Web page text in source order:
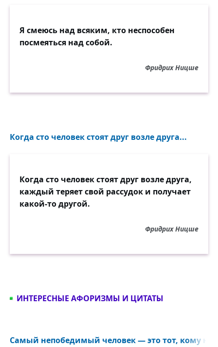
Я смеюсь над всяким, кто неспособен
посмеяться над собой.
Фридрих Ницше
Когда сто человек стоят друг возле друга...
Когда сто человек стоят друг возле друга,
каждый теряет свой рассудок и получает
какой-то другой.
Фридрих Ницше
ИНТЕРЕСНЫЕ АФОРИЗМЫ И ЦИТАТЫ
Самый непобедимый человек — это тот, кому не